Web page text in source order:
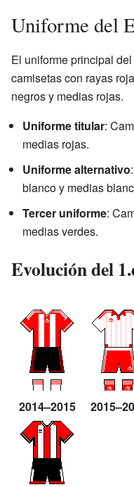
Uniforme del
El uniforme principal
camisetas con rayas
negros y medias rojas.
Uniforme titular:
medias rojas.
Uniforme alternativo
blanco y medias
Tercer uniforme:
medias verdes.
Evolución del
2014–2015